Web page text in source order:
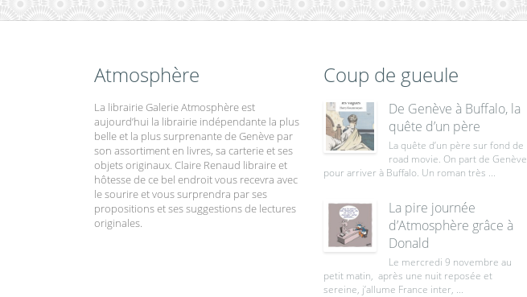
Atmosphère
La librairie Galerie Atmosphère est
aujourd’hui la librairie indépendante la plus
belle et la plus surprenante de Genève par
son assortiment en livres, sa carterie et ses
objets originaux. Claire Renaud libraire et
hôtesse de ce bel endroit vous recevra avec
le sourire et vous surprendra par ses
propositions et ses suggestions de lectures
originales.
Coup de gueule
De Genève à Buffalo, la
quête d’un père
La quête d’un père sur fond de
road movie. On part de Genève
pour arriver à Buffalo. Un roman très ...
La pire journée
d’Atmosphère grâce à
Donald
Le mercredi 9 novembre au
petit matin, après une nuit reposée et
sereine, j’allume France inter, ...